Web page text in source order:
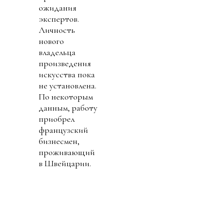
ожидания
экспертов.
Личность
нового
владельца
произведения
искусства пока
не установлена.
По некоторым
данным, работу
приобрел
французский
бизнесмен,
проживающий
в Швейцарии.